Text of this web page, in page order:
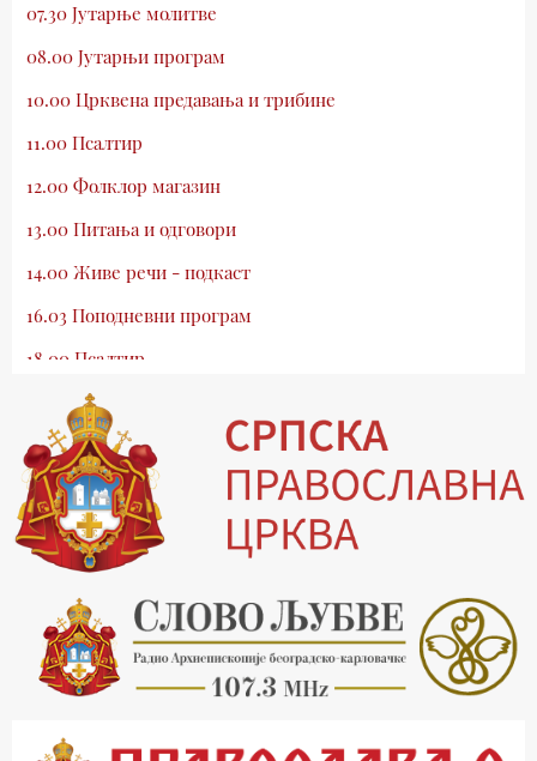
07.30 Јутарње молитве
08.00 Јутарњи програм
10.00 Црквена предавања и трибине
11.00 Псалтир
12.00 Фолклор магазин
13.00 Питања и одговори
14.00 Живе речи - подкаст
16.03 Поподневни програм
18.00 Псалтир
19.03 Млади у Цркви
19.30 Вечерње молитве
20.00 Вести из Цркве
20.15 Реч архијереја
20.30 Хроника Архиепископије
21.03 Врлинослов
22.03 Црквена предавања и трибине
23.00 Питања и одговори
00.03 Црквена предавања и трибине